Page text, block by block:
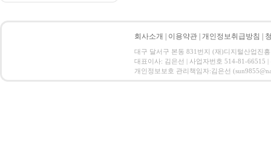
회사소개 이용약관 개인정보취급방침
대구 달서구 본동 831번지 (재)디지털산업진
대표이사: 김은선 | 사업자번호 514-81-66515
개인정보보호 관리책임자:김은선